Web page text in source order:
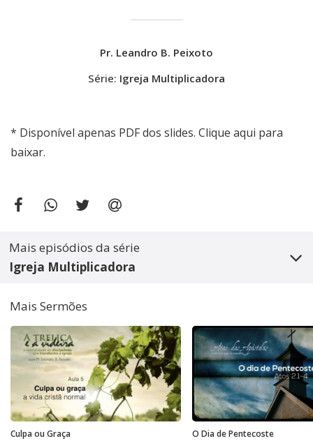
Pr. Leandro B. Peixoto
Série: Igreja Multiplicadora
* Disponível apenas PDF dos slides. Clique aqui para
baixar.
Mais episódios da série
Igreja Multiplicadora
Mais Sermões
Culpa ou Graça O Dia de Pentecoste